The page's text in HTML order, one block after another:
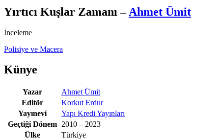
Yırtıcı Kuşlar Zamanı–Ahmet Ümit
İnceleme
Polisiye ve Macera
Künye
Yazar
Ahmet Ümit
Editör
Korkut Erdur
Yayınevi
Yapı Kredi Yayınları
Geçtiği Dönem 2010 – 2023
Ülke
Türkiye